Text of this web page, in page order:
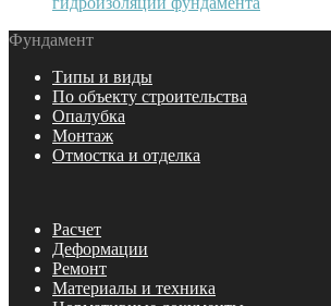
Фундамент
Типы и виды
По объекту строительства
Опалубка
Монтаж
Отмостка и отделка
Расчет
Деформации
Ремонт
Материалы и техника